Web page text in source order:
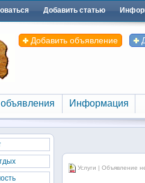
Добавить статью
Добавить объявление
Информация
Услуги | Объявление